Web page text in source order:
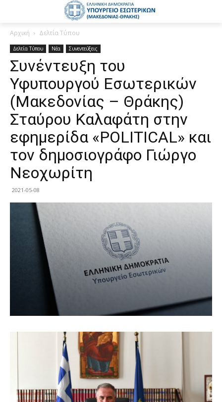
Αρχική Δελτία Τύπου
Δελτία Τύπου Νέα Συνεντεύξεις
Συνέντευξη του
Υφυπουργού Εσωτερικών
(Μακεδονίας – Θράκης)
Σταύρου Καλαφάτη στην
εφημερίδα «POLITICAL» και
τον δημοσιογράφο Γιώργο
Νεοχωρίτη
2021-05-08